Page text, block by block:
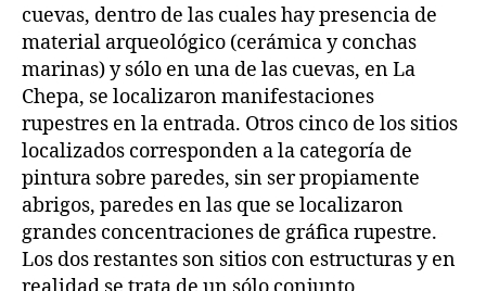
cuevas, dentro de las cuales hay presencia de
material arqueológico (cerámica y conchas
marinas) y sólo en una de las cuevas, en La
Chepa, se localizaron manifestaciones
rupestres en la entrada. Otros cinco de los sitios
localizados corresponden a la categoría de
pintura sobre paredes, sin ser propiamente
abrigos, paredes en las que se localizaron
grandes concentraciones de gráfica rupestre.
Los dos restantes son sitios con estructuras y en